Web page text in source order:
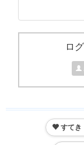
ロ
すてき